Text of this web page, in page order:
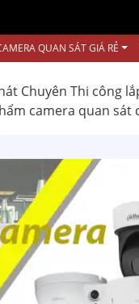
QUAN SÁT GIÁ RẺ
Chuyên Thi công
camera quan